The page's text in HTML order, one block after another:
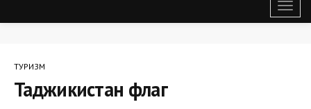
меню
ТУРИЗМ
Таджикистан флаг